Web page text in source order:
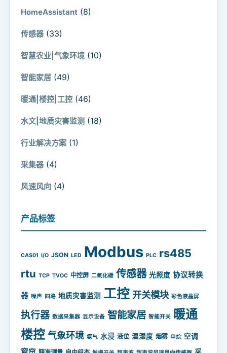
HomeAssistant (8)
传感器 (33)
智慧农业|气象环境 (10)
智能家居 (49)
暖通|楼控|工控 (46)
水文|地质灾害监测 (18)
行业解决方案 (1)
采集器 (4)
风速风向 (4)
产品标签
CAS01 I/O JSON LED Modbus PLC rs485
rtu TCP TVOC 中控屏 二氧化碳 传感器 光照度 协议转换
器 噪声 四路 地质灾害监测 工控 开关模块 彩色液晶屏
执行器 数据采集器 显示设备 智能家居 智能开关 暖通
楼控 气象环境 氨气 水浸 液位 温湿度 烟雾 甲烷 空调